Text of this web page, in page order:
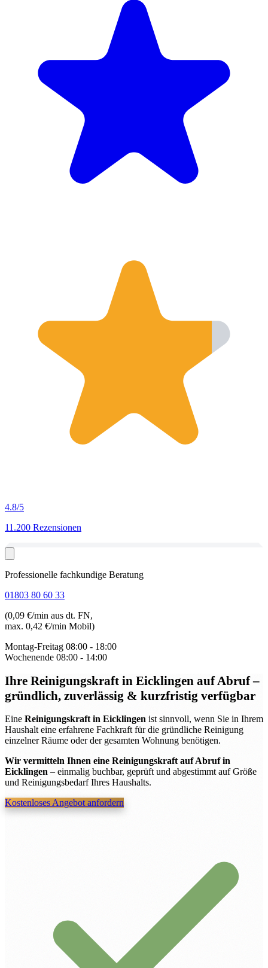
4.8/5
11.200 Rezensionen
Professionelle fachkundige Beratung
01803 80 60 33
(0,09 €/min aus dt. FN,
max. 0,42 €/min Mobil)
Montag-Freitag 08:00 - 18:00
Wochenende 08:00 - 14:00
Ihre Reinigungskraft in Eicklingen auf Abruf–
gründlich, zuverlässig & kurzfristig verfügbar
Eine Reinigungskraft in Eicklingen ist sinnvoll, wenn Sie in Ihrem
Haushalt eine erfahrene Fachkraft für die gründliche Reinigung
einzelner Räume oder der gesamten Wohnung benötigen.
Wir vermitteln Ihnen eine Reinigungskraft auf Abruf in
Eicklingen – einmalig buchbar, geprüft und abgestimmt auf Größe
und Reinigungsbedarf Ihres Haushalts.
Kostenloses Angebot anfordern